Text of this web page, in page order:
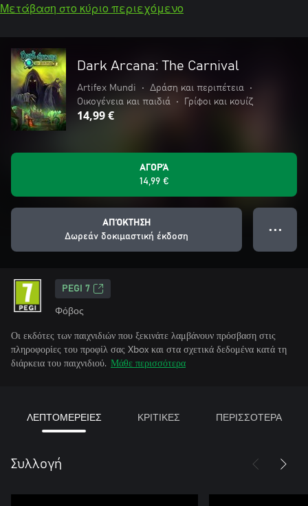
Μετάβαση στο κύριο περιεχόμενο
Dark Arcana: The Carnival
Artifex Mundi • Δράση και περιπέτεια
•
Οικογένεια και παιδιά
• Γρίφοι και κουίζ
14,99 €
ΑΓΟΡΆ
14,99 €
ΑΠΌΚΤΗΣΗ
Δωρεάν δοκιμαστική έκδοση
● ● ●
PEGI 7
Φόβος
Οι εκδότες των παιχνιδιών που ξεκινάτε λαμβάνουν πρόσβαση στις
πληροφορίες του προφίλ σας Xbox και στα σχετικά δεδομένα κατά τη
διάρκεια του παιχνιδιού. Μάθε περισσότερα
ΛΕΠΤΟΜΕΡΕΙΕΣ ΚΡΙΤΙΚΕΣ ΠΕΡΙΣΣΟΤΕΡΑ
Συλλογή